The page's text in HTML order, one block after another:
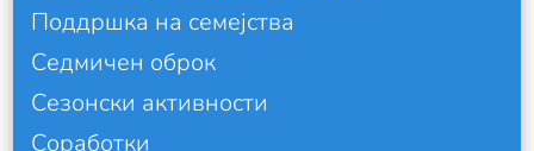
Поддршка на семејства
Седмичен оброк
Сезонски активности
Соработки